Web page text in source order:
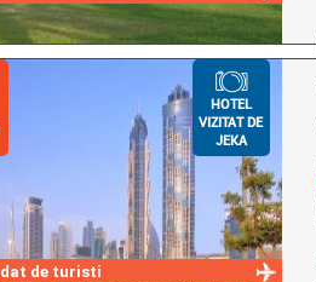
de turisti
HOTEL
VIZITAT DE
JEKA